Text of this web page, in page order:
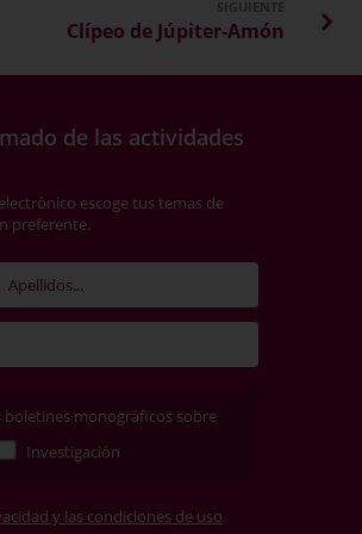
SIGUIENTE
Clípeo de Júpiter-Amón
de las actividades
escoge tus temas de
preferente.
monográficos sobre
Investigación
y las condiciones de uso